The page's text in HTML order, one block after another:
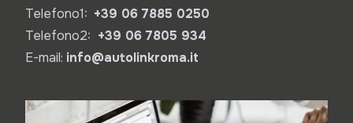
Telefono1: +39 06 7885 0250
Telefono2: +39 06 7805 934
E-mail: info@autolinkroma.it